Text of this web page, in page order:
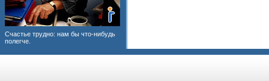
Счастье трудно: нам бы что-нибудь
полегче.